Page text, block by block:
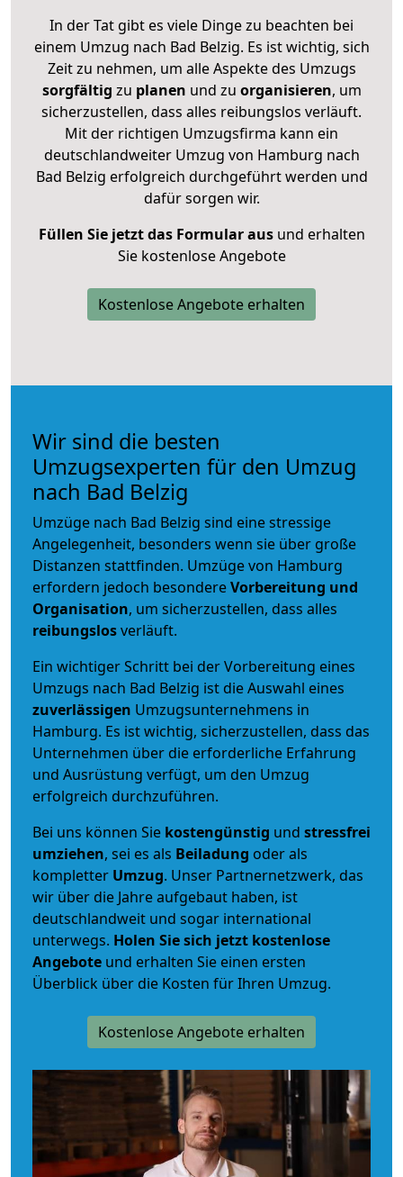
In der Tat gibt es viele Dinge zu beachten bei
einem Umzug nach Bad Belzig. Es ist wichtig, sich
Zeit zu nehmen, um alle Aspekte des Umzugs
sorgfältig zu planen und zu organisieren, um
sicherzustellen, dass alles reibungslos verläuft.
Mit der richtigen Umzugsfirma kann ein
deutschlandweiter Umzug von Hamburg nach
Bad Belzig erfolgreich durchgeführt werden und
dafür sorgen wir.
Füllen Sie jetzt das Formular ausund erhalten
Sie kostenlose Angebote
Kostenlose Angebote erhalten
Wir sind die besten
Umzugsexperten für den Umzug
nach Bad Belzig
Umzüge nach Bad Belzig sind eine stressige
Angelegenheit, besonders wenn sie über große
Distanzen stattfinden. Umzüge von Hamburg
erfordern jedoch besondereVorbereitung und
Organisation, um sicherzustellen, dass alles
reibungslosverläuft.
Ein wichtiger Schritt bei der Vorbereitung eines
Umzugs nach Bad Belzig ist die Auswahl eines
zuverlässigen Umzugsunternehmens in
Hamburg. Es ist wichtig, sicherzustellen, dass das
Unternehmen über die erforderliche Erfahrung
und Ausrüstung verfügt, um den Umzug
erfolgreich durchzuführen.
Bei uns können Sie kostengünstig und stressfrei
umziehen, sei es als Beiladung oder als
kompletter Umzug. Unser Partnernetzwerk, das
wir über die Jahre aufgebaut haben, ist
deutschlandweit und sogar international
unterwegs. Holen Sie sich jetzt kostenlose
Angebote und erhalten Sie einen ersten
Überblick über die Kosten für Ihren Umzug.
Kostenlose Angebote erhalten